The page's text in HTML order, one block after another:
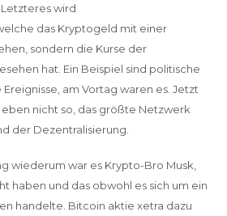
wird
das Kryptogeld mit einer
sondern die Kurse der
hat. Ein Beispiel sind politische
am Vortag waren es. Jetzt
nicht so, das größte Netzwerk
der Dezentralisierung.
wiederum war es Krypto-Bro Musk,
haben und das obwohl es sich um ein
handelte. Bitcoin aktie xetra dazu